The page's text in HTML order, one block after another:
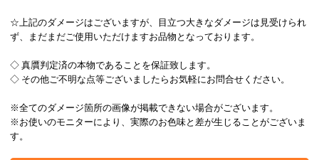
☆上記のダメージはございますが、目立つ大きなダメージは見受けられ
ず、まだまだご使用いただけますお品物となっております。
◇ 真贋判定済の本物であることを保証致します。
◇ その他ご不明な点等ございましたらお気軽にお問合せください。
※全てのダメージ箇所の画像が掲載できない場合がございます。
※お使いのモニターにより、実際のお色味と差が生じることがございま
す。